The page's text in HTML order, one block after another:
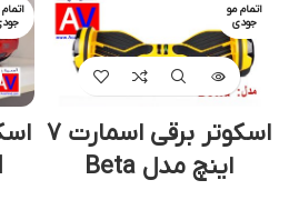
اتمام مو
جودی
اسکوتر برقی اسمارت 7
اینچ مدل Beta